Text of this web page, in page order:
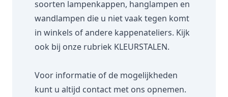
soorten lampenkappen, hanglampen en
wandlampen die u niet vaak tegen komt
in winkels of andere kappenateliers. Kijk
ook bij onze rubriek KLEURSTALEN.
Voor informatie of de mogelijkheden
kunt u altijd contact met ons opnemen.